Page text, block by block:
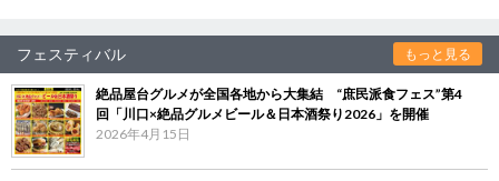
フェスティバル もっと見る
絶品屋台グルメが全国各地から大集結 “庶民派食フェス”第4
回「川口×絶品グルメビール＆日本酒祭り2026」を開催
2026年4月15日